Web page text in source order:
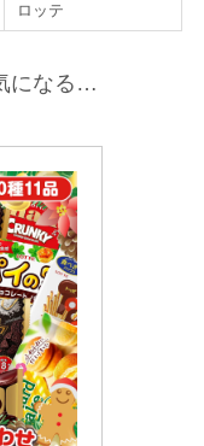
ロッテ
になる…